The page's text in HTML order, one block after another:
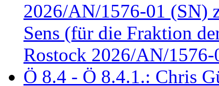
2026/AN/1576-01 (SN)
Sens (für die Fraktion
Rostock 2026/AN/1576-
Ö 8.4 - Ö 8.4.1.: Chris